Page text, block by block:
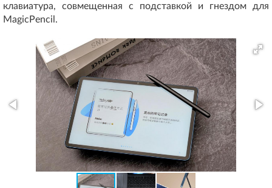
клавиатура, совмещенная с подставкой и гнездом для
MagicPencil.